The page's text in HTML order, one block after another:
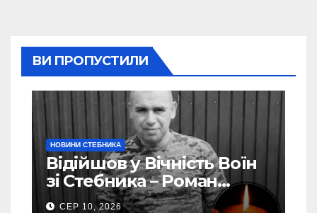
ВИ ПРОПУСТИЛИ
НОВИНИ СТЕБНИКА
Відійшов у Вічність Воїн
зі Стебника – Роман
Кучера
СЕР 10, 2026